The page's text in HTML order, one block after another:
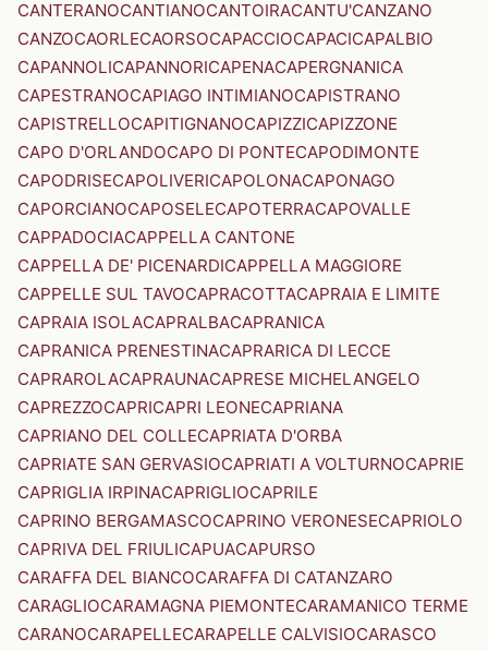
CANTERANOCANTIANOCANTOIRACANTU'CANZANO
CANZOCAORLECAORSOCAPACCIOCAPACICAPALBIO
CAPANNOLICAPANNORICAPENACAPERGNANICA
CAPESTRANOCAPIAGO INTIMIANOCAPISTRANO
CAPISTRELLOCAPITIGNANOCAPIZZICAPIZZONE
CAPO D'ORLANDOCAPO DI PONTECAPODIMONTE
CAPODRISECAPOLIVERICAPOLONACAPONAGO
CAPORCIANOCAPOSELECAPOTERRACAPOVALLE
CAPPADOCIACAPPELLA CANTONE
CAPPELLA DE' PICENARDICAPPELLA MAGGIORE
CAPPELLE SUL TAVOCAPRACOTTACAPRAIA E LIMITE
CAPRAIA ISOLACAPRALBACAPRANICA
CAPRANICA PRENESTINACAPRARICA DI LECCE
CAPRAROLACAPRAUNACAPRESE MICHELANGELO
CAPREZZOCAPRICAPRI LEONECAPRIANA
CAPRIANO DEL COLLECAPRIATA D'ORBA
CAPRIATE SAN GERVASIOCAPRIATI A VOLTURNOCAPRIE
CAPRIGLIA IRPINACAPRIGLIOCAPRILE
CAPRINO BERGAMASCOCAPRINO VERONESECAPRIOLO
CAPRIVA DEL FRIULICAPUACAPURSO
CARAFFA DEL BIANCOCARAFFA DI CATANZARO
CARAGLIOCARAMAGNA PIEMONTECARAMANICO TERME
CARANOCARAPELLECARAPELLE CALVISIOCARASCO